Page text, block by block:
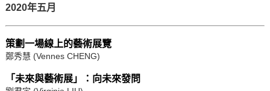
2020年五月
策劃一場線上的藝術展覽
鄭秀慧 (Vennes CHENG)
「未來與藝術展」：向未來發問